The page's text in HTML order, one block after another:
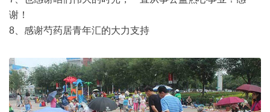
谢！
8、感谢芍药居青年汇的大力支持